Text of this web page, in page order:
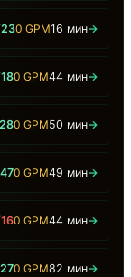
0 GPM16 мин→
0 GPM44 мин→
0 GPM50 мин→
0 GPM49 мин→
0 GPM44 мин→
0 GPM82 мин→